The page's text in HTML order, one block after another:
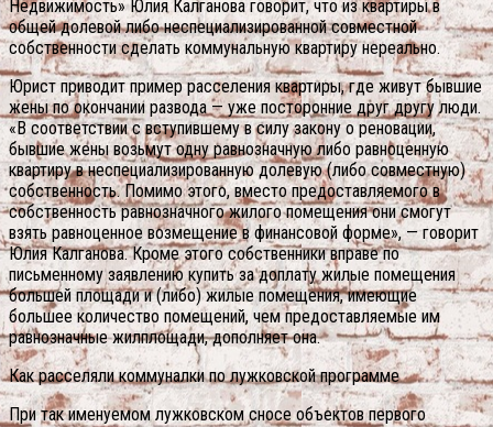
Недвижимость» Юлия Калганова говорит, что из квартиры в
общей долевой либо неспециализированной совместной
собственности сделать коммунальную квартиру нереально.
Юрист приводит пример расселения квартиры, где живут бывшие
жены по окончании развода — уже посторонние друг другу люди.
«В соответствии с вступившему в силу закону о реновации,
бывшие жены возьмут одну равнозначную либо равноценную
квартиру в неспециализированную долевую (либо совместную)
собственность. Помимо этого, вместо предоставляемого в
собственность равнозначного жилого помещения они смогут
взять равноценное возмещение в финансовой форме», — говорит
Юлия Калганова. Кроме этого собственники вправе по
письменному заявлению купить за доплату жилые помещения
большей площади и (либо) жилые помещения, имеющие
большее количество помещений, чем предоставляемые им
равнозначные жилплощади, дополняет она.
Как расселяли коммуналки по лужковской программе
При так именуемом лужковском сносе объектов первого